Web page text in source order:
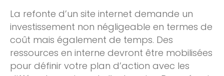
La refonte d’un site internet demande un
investissement non négligeable en termes de
coût mais également de temps. Des
ressources en interne devront être mobilisées
pour définir votre plan d’action avec les